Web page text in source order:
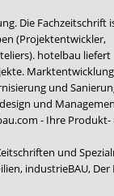
Die Fachzeitschrift
(Projektentwickler,
hotelbau liefert
und
und
- Ihre Produkt-
und
, industrieBAU, Der